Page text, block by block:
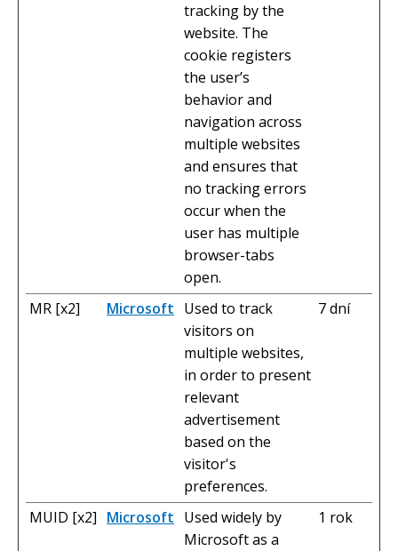
tracking by the
website. The
cookie registers
the user’s
behavior and
navigation across
multiple websites
and ensures that
no tracking errors
occur when the
user has multiple
browser-tabs
open.
MR [x2] Microsoft Used to track
visitors on
multiple websites,
in order to present
relevant
advertisement
based on the
visitor's
preferences.
7 dní
MUID [x2] Microsoft Used widely by
Microsoft as a
1 rok